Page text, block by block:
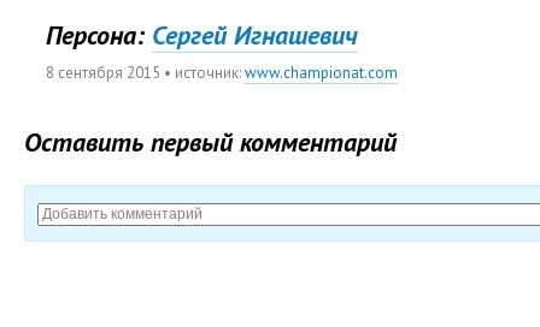
Персона: Сергей Игнашевич
8 сентября 2015 • источник:www.championat.com
Оставить первый комментарий